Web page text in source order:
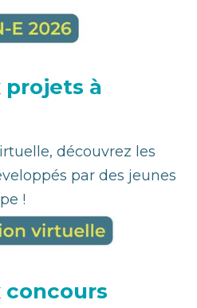
projets à
découvrez les
par des jeunes
!
concours